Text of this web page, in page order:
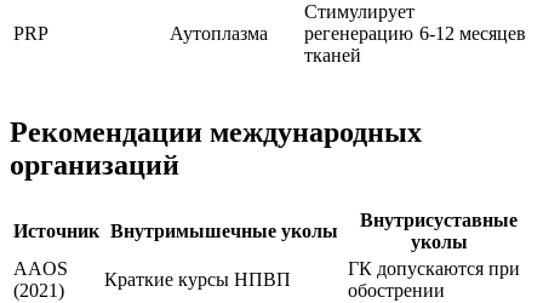
PRP Аутоплазма
Стимулирует
регенерацию
тканей
6-12 месяцев
Рекомендации международных
организаций
Источник Внутримышечные уколы
Внутрисуставные
уколы
AAOS
(2021)
Краткие курсы НПВП
ГК допускаются при
обострении